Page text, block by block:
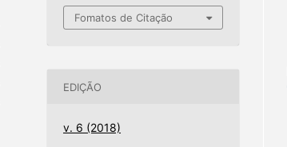
Fomatos de Citação
EDIÇÃO
v. 6 (2018)